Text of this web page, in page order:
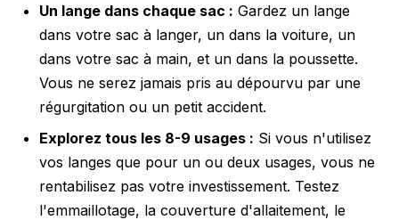
Un lange dans chaque sac : Gardez un lange
dans votre sac à langer, un dans la voiture, un
dans votre sac à main, et un dans la poussette.
Vous ne serez jamais pris au dépourvu par une
régurgitation ou un petit accident.
Explorez tous les 8-9 usages : Si vous n'utilisez
vos langes que pour un ou deux usages, vous ne
rentabilisez pas votre investissement. Testez
l'emmaillotage, la couverture d'allaitement, le